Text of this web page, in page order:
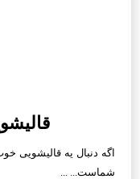
اگه دنبال یه قالیشویی
شماست... ...